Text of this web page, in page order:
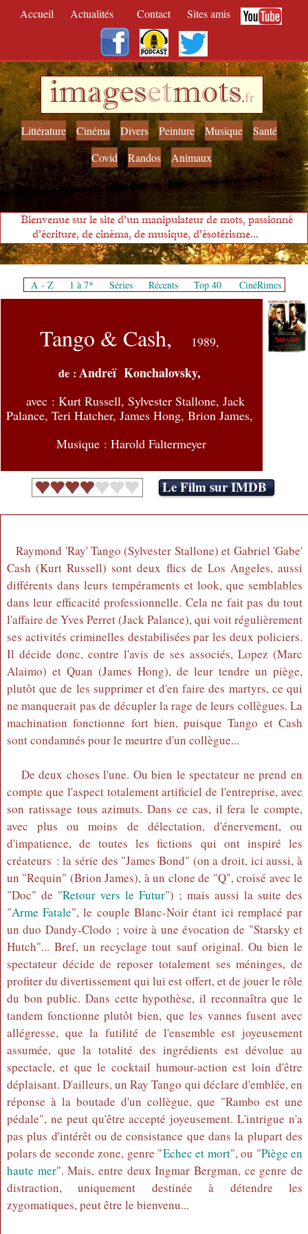
Accueil Actualités Contact Sites amis
imagesetmots.fr
Littérature Cinéma Divers Peinture Musique
Santé
Covid
Randos Animaux
Bienvenue sur le site d'un manipulateur de mots, passionné
d'écriture, de cinéma, de musique, d'ésotérisme...
A - Z 1 à 7* Séries Récents Top 40 CinéRimes
Tango & Cash, 1989,
de :Andreï Konchalovsky,
avec : Kurt Russell, Sylvester Stallone, Jack
Palance, Teri Hatcher, James Hong, Brion James,
Musique : Harold Faltermeyer
Le Film sur IMDB
Raymond 'Ray' Tango (Sylvester Stallone) et Gabriel 'Gabe'
Cash (Kurt Russell) sont deux flics de Los Angeles, aussi
différents dans leurs tempéraments et look, que semblables
dans leur efficacité professionnelle. Cela ne fait pas du tout
l'affaire de Yves Perret (Jack Palance), qui voit régulièrement
ses activités criminelles destabilisées par les deux policiers.
Il décide donc, contre l'avis de ses associés, Lopez (Marc
Alaimo) et Quan (James Hong), de leur tendre un piège,
plutôt que de les supprimer et d'en faire des martyrs, ce qui
ne manquerait pas de décupler la rage de leurs collègues. La
machination fonctionne fort bien, puisque Tango et Cash
sont condamnés pour le meurtre d'un collègue...
De deux choses l'une. Ou bien le spectateur ne prend en
compte que l'aspect totalement artificiel de l'entreprise, avec
son ratissage tous azimuts. Dans ce cas, il fera le compte,
avec plus ou moins de délectation, d'énervement, ou
d'impatience, de toutes les fictions qui ont inspiré les
créateurs : la série des "James Bond" (on a droit, ici aussi, à
un "Requin" (Brion James), à un clone de "Q", croisé avec le
"Doc" de "Retour vers le Futur") ; mais aussi la suite des
"Arme Fatale", le couple Blanc-Noir étant ici remplacé par
un duo Dandy-Clodo ; voire à une évocation de "Starsky et
Hutch"... Bref, un recyclage tout sauf original. Ou bien le
spectateur décide de reposer totalement ses méninges, de
profiter du divertissement qui lui est offert, et de jouer le rôle
du bon public. Dans cette hypothèse, il reconnaîtra que le
tandem fonctionne plutôt bien, que les vannes fusent avec
allégresse, que la futilité de l'ensemble est joyeusement
assumée, que la totalité des ingrédients est dévolue au
spectacle, et que le cocktail humour-action est loin d'être
déplaisant. D'ailleurs, un Ray Tango qui déclare d'emblée, en
réponse à la boutade d'un collègue, que "Rambo est une
pédale", ne peut qu'être accepté joyeusement. L'intrigue n'a
pas plus d'intérêt ou de consistance que dans la plupart des
polars de seconde zone, genre "Echec et mort", ou "Piège en
haute mer". Mais, entre deux Ingmar Bergman, ce genre de
distraction, uniquement destinée à détendre les
zygomatiques, peut être le bienvenu...